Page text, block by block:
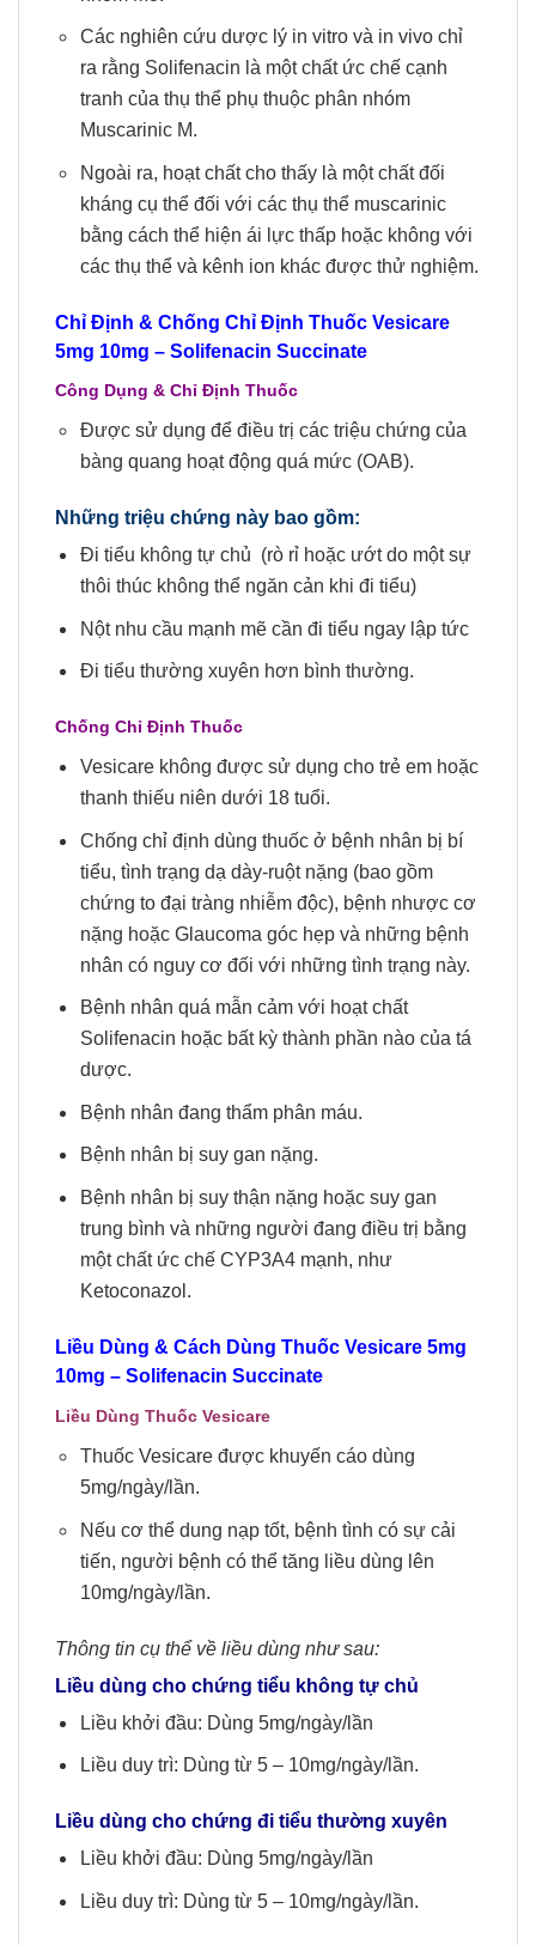
Các nghiên cứu dược lý in vitro và in vivo chỉ
ra rằng Solifenacin là một chất ức chế cạnh
tranh của thụ thể phụ thuộc phân nhóm
Muscarinic M.
Ngoài ra, hoạt chất cho thấy là một chất đối
kháng cụ thể đối với các thụ thể muscarinic
bằng cách thể hiện ái lực thấp hoặc không với
các thụ thể và kênh ion khác được thử nghiệm.
Chỉ Định & Chống Chỉ Định Thuốc Vesicare
5mg 10mg – Solifenacin Succinate
Công Dụng & Chỉ Định Thuốc
Được sử dụng để điều trị các triệu chứng của
bàng quang hoạt động quá mức (OAB).
Những triệu chứng này bao gồm:
Đi tiểu không tự chủ (rò rỉ hoặc ướt do một sự
thôi thúc không thể ngăn cản khi đi tiểu)
Nột nhu cầu mạnh mẽ cần đi tiểu ngay lập tức
Đi tiểu thường xuyên hơn bình thường.
Chống Chỉ Định Thuốc
Vesicare không được sử dụng cho trẻ em hoặc
thanh thiếu niên dưới 18 tuổi.
Chống chỉ định dùng thuốc ở bệnh nhân bị bí
tiểu, tình trạng dạ dày-ruột nặng (bao gồm
chứng to đại tràng nhiễm độc), bệnh nhược cơ
nặng hoặc Glaucoma góc hẹp và những bệnh
nhân có nguy cơ đối với những tình trạng này.
Bệnh nhân quá mẫn cảm với hoạt chất
Solifenacin hoặc bất kỳ thành phần nào của tá
dược.
Bệnh nhân đang thẩm phân máu.
Bệnh nhân bị suy gan nặng.
Bệnh nhân bị suy thận nặng hoặc suy gan
trung bình và những người đang điều trị bằng
một chất ức chế CYP3A4 mạnh, như
Ketoconazol.
Liều Dùng & Cách Dùng Thuốc Vesicare 5mg
10mg – Solifenacin Succinate
Liều Dùng Thuốc Vesicare
Thuốc Vesicare được khuyến cáo dùng
5mg/ngày/lần.
Nếu cơ thể dung nạp tốt, bệnh tình có sự cải
tiến, người bệnh có thể tăng liều dùng lên
10mg/ngày/lần.
Thông tin cụ thể về liều dùng như sau:
Liều dùng cho chứng tiểu không tự chủ
Liều khởi đầu: Dùng 5mg/ngày/lần
Liều duy trì: Dùng từ 5 – 10mg/ngày/lần.
Liều dùng cho chứng đi tiểu thường xuyên
Liều khởi đầu: Dùng 5mg/ngày/lần
Liều duy trì: Dùng từ 5 – 10mg/ngày/lần.